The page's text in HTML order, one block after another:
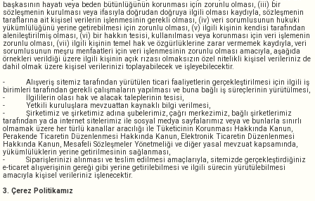
başkasının hayatı veya beden bütünlüğünün korunması için zorunlu olması, (iii) bir
sözleşmenin kurulması veya ifasıyla doğrudan doğruya ilgili olması kaydıyla, sözleşmenin
taraflarına ait kişisel verilerin işlenmesinin gerekli olması, (iv) veri sorumlusunun hukuki
yükümlülüğünü yerine getirebilmesi için zorunlu olması, (v) ilgili kişinin kendisi tarafından
alenileştirilmiş olması, (vi) bir hakkın tesisi, kullanılması veya korunması için veri işlemenin
zorunlu olması, (vii) ilgili kişinin temel hak ve özgürlüklerine zarar vermemek kaydıyla, veri
sorumlusunun meşru menfaatleri için veri işlenmesinin zorunlu olması amacıyla, aşağıda
örnekleri verildiği üzere ilgili kişinin açık rızası olmaksızın özel nitelikli kişisel verileriniz de
dahil olmak üzere kişisel verilerinizi toplayabilecek ve işleyebilecektir.
-
Alışveriş sitemiz tarafından yürütülen ticari faaliyetlerin gerçekleştirilmesi için ilgili iş
birimleri tarafından gerekli çalışmaların yapılması ve buna bağlı iş süreçlerinin yürütülmesi,
-
İlgililerin olası hak ve alacak taleplerinin tesisi,
-
Yetkili kuruluşlara mevzuattan kaynaklı bilgi verilmesi,
-
Şirketimiz ve şirketimiz adına şubelerimiz, çağrı merkezimiz, bağlı şirketlerimiz
tarafından ya da internet sitelerimiz ile sosyal medya sayfalarımız veya ve bunlarla sınırlı
olmamak üzere her türlü kanallar aracılığı ile Tüketicinin Korunması Hakkında Kanun,
Perakende Ticaretin Düzenlenmesi Hakkında Kanun, Elektronik Ticaretin Düzenlenmesi
Hakkında Kanun, Mesafeli Sözleşmeler Yönetmeliği ve diğer yasal mevzuat kapsamında,
yükümlülüklerin yerine getirilmesinin sağlanması,
-
Siparişlerinizi alınması ve teslim edilmesi amaçlarıyla, sitemizde gerçekleştirdiğiniz
e-ticaret alışverişinin gereği gibi yerine getirilebilmesi ve ilgili sürecin yürütülebilmesi
amacıyla kişisel verileriniz işlenecektir.
3. Çerez Politikamız